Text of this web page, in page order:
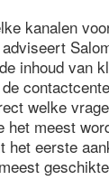
kanalen
inhoud van
welke
het meest
het eerste